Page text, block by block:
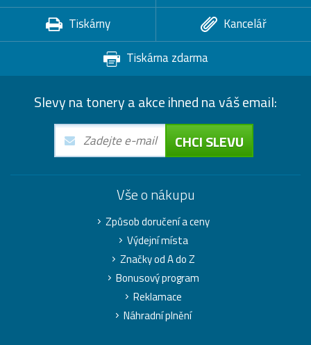
Tiskárny
Kancelář
Tiskárna zdarma
Slevy na tonery a akce ihned na váš email:
CHCI SLEVU
Vše o nákupu
Způsob doručení a ceny
Výdejní místa
Značky od A do Z
Bonusový program
Reklamace
Náhradní plnění